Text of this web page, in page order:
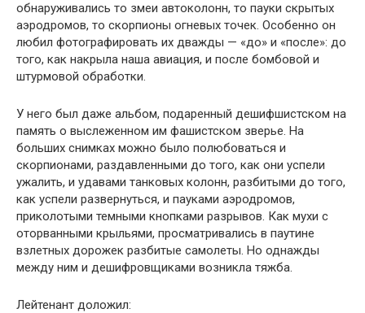
обнаруживались то змеи автоколонн, то пауки скрытых
аэродромов, то скорпионы огневых точек. Особенно он
любил фотографировать их дважды — «до» и «после»: до
того, как накрыла наша авиация, и после бомбовой и
штурмовой обработки.
У него был даже альбом, подаренный дешифшистском на
память о выслеженном им фашистском зверье. На
больших снимках можно было полюбоваться и
скорпионами, раздавленными до того, как они успели
ужалить, и удавами танковых колонн, разбитыми до того,
как успели развернуться, и пауками аэродромов,
приколотыми темными кнопками разрывов. Как мухи с
оторванными крыльями, просматривались в паутине
взлетных дорожек разбитые самолеты. Но однажды
между ним и дешифровщиками возникла тяжба.
Лейтенант доложил: